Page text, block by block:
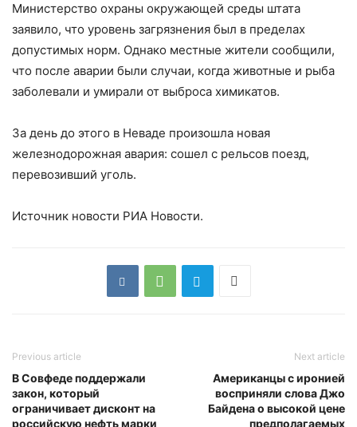
Министерство охраны окружающей среды штата
заявило, что уровень загрязнения был в пределах
допустимых норм. Однако местные жители сообщили,
что после аварии были случаи, когда животные и рыба
заболевали и умирали от выброса химикатов.
За день до этого в Неваде произошла новая
железнодорожная авария: сошел с рельсов поезд,
перевозивший уголь.
Источник новости РИА Новости.
Previous article
В Совфеде поддержали
закон, который
ограничивает дисконт на
российскую нефть марки
Next article
Американцы с иронией
восприняли слова Джо
Байдена о высокой цене
предполагаемых